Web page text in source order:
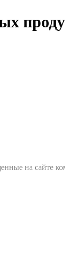
на сайте